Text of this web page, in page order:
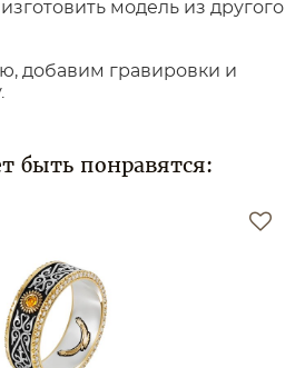
модель из другого
добавим гравировки и
быть понравятся: